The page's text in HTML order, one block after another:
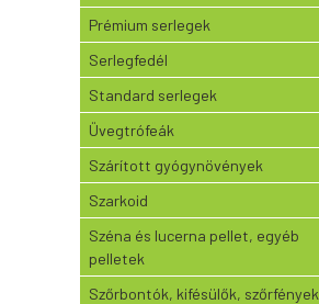
Prémium serlegek
Serlegfedél
Standard serlegek
Üvegtrófeák
Szárított gyógynövények
Szarkoid
Széna és lucerna pellet, egyéb
pelletek
Szőrbontók, kifésülők, szőrfények